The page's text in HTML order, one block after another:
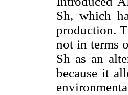
Sh, which
production.
not in terms
Sh as an
because it